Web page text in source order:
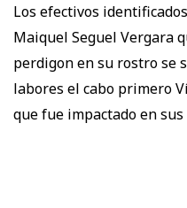
Los efectivos
Maiquel Seguel Vergara
perdigon en su rostro se
labores el cabo primero
que fue impactado en